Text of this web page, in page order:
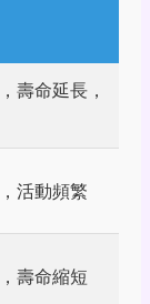
壽命延長，
活動頻繁
壽命縮短